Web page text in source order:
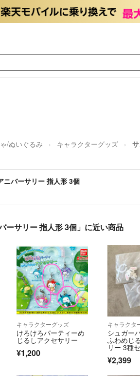
/ぬいぐるみ キャラクターグッズ
ニバーサリー 指人形 3個
ーサリー 指人形 3個」に近い商品
キャラクターグッズ
けろけろパーティーめ
じるしアクセサリー
¥1,200
キャラクタ
シュガー
ふわめじ
リー 3種
¥2,399